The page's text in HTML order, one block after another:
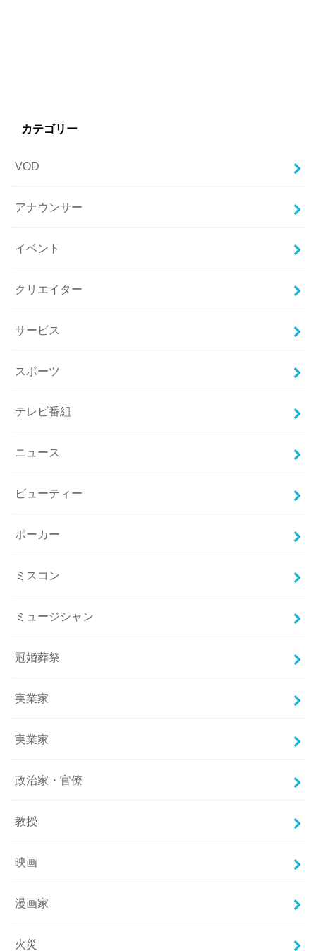
カテゴリー
VOD
アナウンサー
イベント
クリエイター
サービス
スポーツ
テレビ番組
ニュース
ビューティー
ポーカー
ミスコン
ミュージシャン
冠婚葬祭
実業家
実業家
政治家・官僚
教授
映画
漫画家
火災